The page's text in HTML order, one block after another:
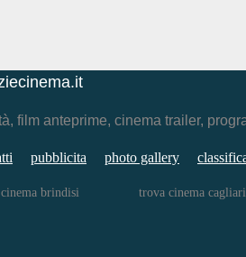
film anteprime, cinema trailer,
pubblicita photo gallery
brindisi trova cinema cagliari